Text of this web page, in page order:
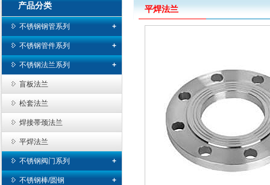
产品分类
不锈钢钢管系列 +
不锈钢无缝管
不锈钢焊管
不锈钢矩形管
不锈钢卫生管
不锈钢管件系列 +
弯头
三通/四通
大小头
翻边
管帽
不锈钢法兰系列 +
盲板法兰
松套法兰
焊接帯颈法兰
平焊法兰
不锈钢阀门系列 +
球阀
不锈钢棒/圆钢 +
平焊法兰